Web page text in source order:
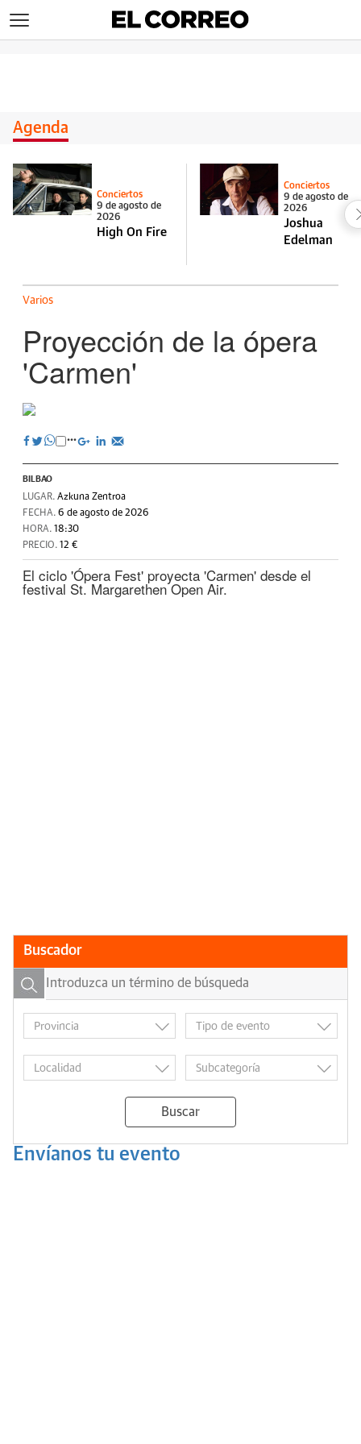
Agenda
Conciertos
9 de agosto de
2026
High On Fire
Conciertos
9 de agosto de
2026
Joshua
Edelman
Varios
Proyección de la ópera
'Carmen'
BILBAO
LUGAR. Azkuna Zentroa
FECHA. 6 de agosto de 2026
HORA. 18:30
PRECIO. 12 €
El ciclo 'Ópera Fest' proyecta 'Carmen' desde el
festival St. Margarethen Open Air.
Buscador
Buscar
Envíanos tu evento